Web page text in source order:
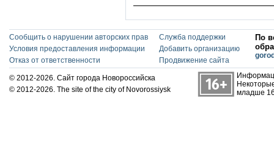
Сообщить о нарушении авторских прав
Условия предоставления информации
Отказ от ответственности
Служба поддержки
Добавить организацию
Продвижение сайта
По
© 2012-2026. Сайт города Новороссийска
© 2012-2026. The site of the city of Novorossiysk
младше